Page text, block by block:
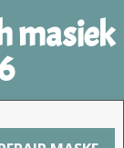
masiek